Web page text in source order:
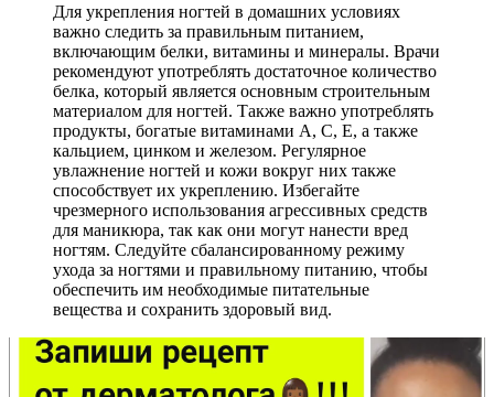
Для укрепления ногтей в домашних условиях
важно следить за правильным питанием,
включающим белки, витамины и минералы. Врачи
рекомендуют употреблять достаточное количество
белка, который является основным строительным
материалом для ногтей. Также важно употреблять
продукты, богатые витаминами А, С, Е, а также
кальцием, цинком и железом. Регулярное
увлажнение ногтей и кожи вокруг них также
способствует их укреплению. Избегайте
чрезмерного использования агрессивных средств
для маникюра, так как они могут нанести вред
ногтям. Следуйте сбалансированному режиму
ухода за ногтями и правильному питанию, чтобы
обеспечить им необходимые питательные
вещества и сохранить здоровый вид.